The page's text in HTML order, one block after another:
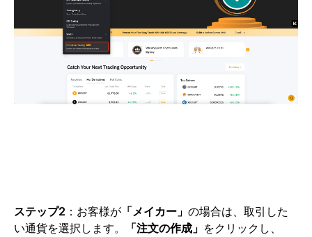
ステップ2 ：お客様が 「メイカー」 の場合は、取引した
い通貨を選択します。
「注文の作成」 をクリックし、